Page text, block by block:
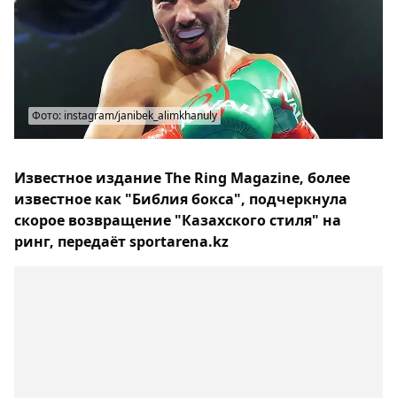
Фото: instagram/janibek_alimkhanuly
Известное издание The Ring Mаgazine, более
известное как "Библия бокса", подчеркнула
скорое возвращение "Казахского стиля" на
ринг, передаёт sportarena.kz